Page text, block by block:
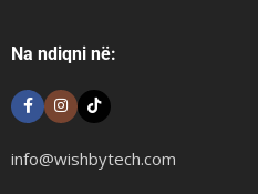
Na ndiqni në:
info@wishbytech.com